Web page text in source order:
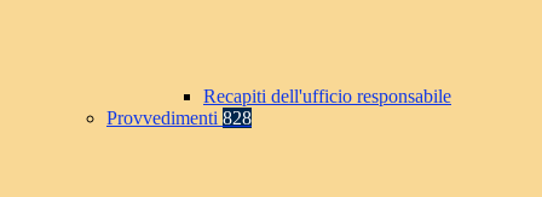
Recapiti dell'ufficio responsabile
Provvedimenti 828